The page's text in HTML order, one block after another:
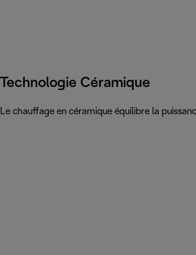
Technologie Céramique
Le chauffage en céramique équilibre la